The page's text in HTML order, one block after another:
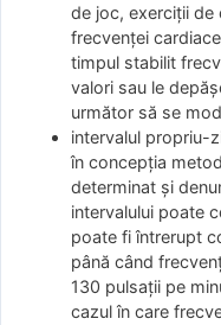
de joc, exerciţii de
frecvenţei
timpul stabilit
valori sau le
următor să se
intervalul propriu-
în concepţia
determinat şi
intervalului poate
poate fi întrerupt
până când
130 pulsaţii pe
cazul în care